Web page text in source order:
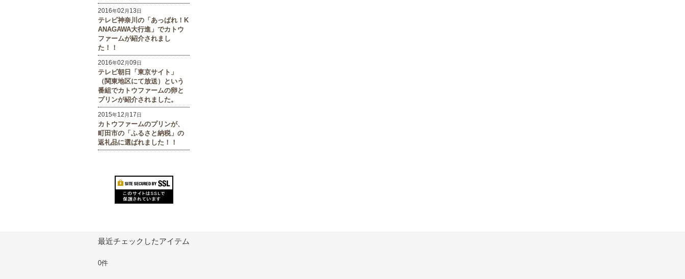
2016年02 月 13日
テレビ神奈川の「あっぱれ！K
ANAGAWA大行進」でカトウ
ファームが紹介されまし
た！！
2016年02 月09日
テレビ朝日「東京サイト」
（関東地区にて放送）という
番組でカトウファームの卵と
プリンが紹介されました。
2015年12 月 17日
カトウファームのプリンが、
町田市の「ふるさと納税」の
返礼品に選ばれました！！
最近チェックしたアイテム
0件